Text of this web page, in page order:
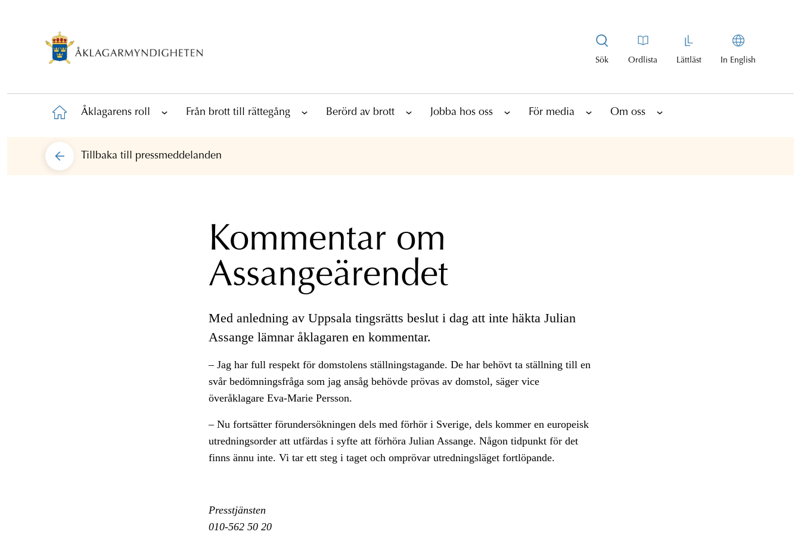
Sök Ordlista Lättläst In English
Åklagarens roll Från brott till rättegång Berörd av brott Jobba hos oss För media Om oss
Tillbaka till pressmeddelanden
Kommentar om
Assangeärendet
Med anledning av Uppsala tingsrätts beslut i dag att inte häkta Julian
Assange lämnar åklagaren en kommentar.
– Jag har full respekt för domstolens ställningstagande. De har behövt ta ställning till en
svår bedömningsfråga som jag ansåg behövde prövas av domstol, säger vice
överåklagare Eva-Marie Persson.
– Nu fortsätter förundersökningen dels med förhör i Sverige, dels kommer en europeisk
utredningsorder att utfärdas i syfte att förhöra Julian Assange. Någon tidpunkt för det
finns ännu inte. Vi tar ett steg i taget och omprövar utredningsläget fortlöpande.
Presstjänsten
010-562 50 20